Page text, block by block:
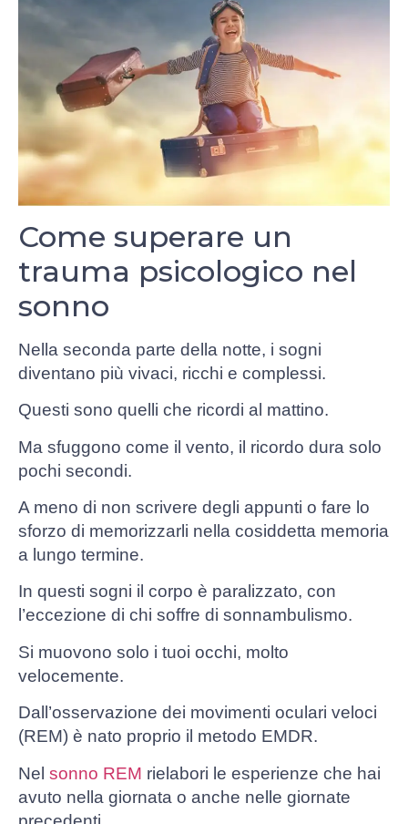
Come superare un
trauma psicologico nel
sonno
Nella seconda parte della notte, i sogni
diventano più vivaci, ricchi e complessi.
Questi sono quelli che ricordi al mattino.
Ma sfuggono come il vento, il ricordo dura solo
pochi secondi.
A meno di non scrivere degli appunti o fare lo
sforzo di memorizzarli nella cosiddetta memoria
a lungo termine.
In questi sogni il corpo è paralizzato, con
l’eccezione di chi soffre di sonnambulismo.
Si muovono solo i tuoi occhi, molto
velocemente.
Dall’osservazione dei movimenti oculari veloci
(REM) è nato proprio il metodo EMDR.
Nel sonno REM rielabori le esperienze che hai
avuto nella giornata o anche nelle giornate